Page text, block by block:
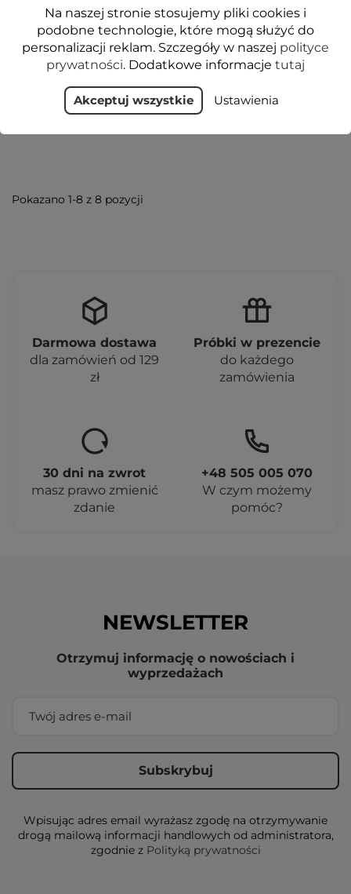
fitoCOLLAGEN pro age
Serum
przeciwzmarszczkowe z
fitokolagenem 30 ml
31,99 zł
HYALURON Serum
przeciwzmarszczkowe -
30 ml - Floslek
39,99 zł
Pokazano 1-8 z 8 pozycji
Darmowa dostawa
dla zamówień od 129
zł
Próbki w prezencie
do każdego
zamówienia
30 dni na zwrot
masz prawo zmienić
zdanie
+48 505 005 070
W czym możemy
pomóc?
NEWSLETTER
Otrzymuj informację o nowościach i
wyprzedażach
Wpisując adres email wyrażasz zgodę na otrzymywanie
drogą mailową informacji handlowych od administratora,
zgodnie z Polityką prywatności
Na naszej stronie stosujemy pliki cookies i
podobne technologie, które mogą służyć do
personalizacji reklam. Szczegóły w naszej polityce
prywatności. Dodatkowe informacje tutaj
Akceptuj wszystkie Ustawienia